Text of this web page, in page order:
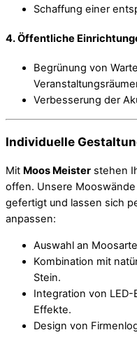
Schaffung einer
4. Öffentliche
Begrünung von
Verbesserung der
Individuelle
Mit Moos Meister stehen
offen. Unsere
gefertigt und lassen sich
anpassen:
Auswahl an
Kombination mit
Stein.
Integration von
Effekte.
Design von